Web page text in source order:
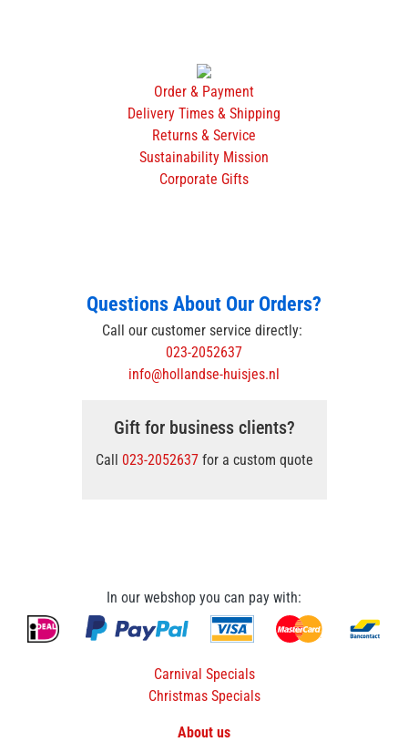
Order & Payment
Delivery Times & Shipping
Returns & Service
Sustainability Mission
Corporate Gifts
Questions About Our Orders?
Call our customer service directly:
023-2052637
info@hollandse-huisjes.nl
Gift for business clients?
Call 023-2052637for a custom quote
In our webshop you can pay with:
Carnival Specials
Christmas Specials
About us